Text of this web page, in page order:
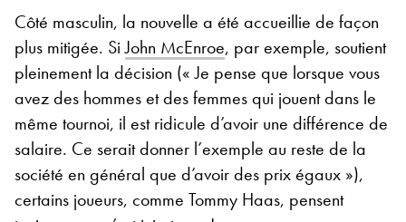
Côté masculin, la nouvelle a été accueillie de façon
plus mitigée. SiJohn McEnroe, par exemple, soutient
pleinement la décision (« Je pense que lorsque vous
avez des hommes et des femmes qui jouent dans le
même tournoi, il est ridicule d’avoir une différence de
salaire. Ce serait donner l’exemple au reste de la
société en général que d’avoir des prix égaux »),
certains joueurs, comme Tommy Haas, pensent